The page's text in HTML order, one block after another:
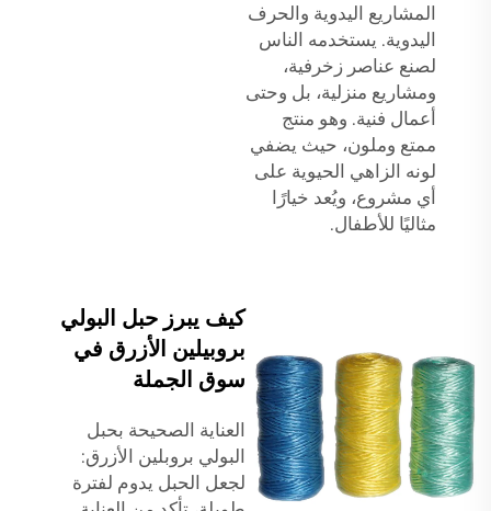
المشاريع اليدوية والحرف
اليدوية. يستخدمه الناس
لصنع عناصر زخرفية،
ومشاريع منزلية، بل وحتى
أعمال فنية. وهو منتج
ممتع وملون، حيث يضفي
لونه الزاهي الحيوية على
أي مشروع، ويُعد خيارًا
مثاليًا للأطفال.
كيف يبرز حبل البولي
بروبيلين الأزرق في
سوق الجملة
العناية الصحيحة بحبل
البولي بروبلين الأزرق:
لجعل الحبل يدوم لفترة